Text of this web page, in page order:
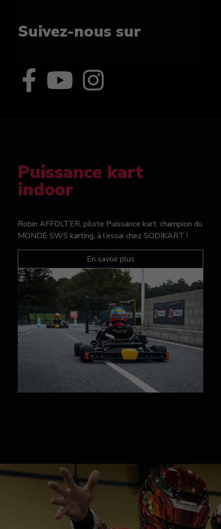
Suivez-nous sur
Puissance kart
indoor
Robin AFFOLTER, pilote Puissance kart, champion du
MONDE SWS karting, à l’essai chez SODIKART !
En savoir plus